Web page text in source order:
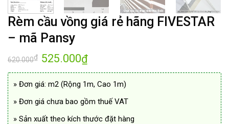
Rèm cầu vồng giá rẻ hãng FIVESTAR
– mã Pansy
620.000₫ Giá
gốc
525.000₫Giá
525.000₫.
» Đơn giá: m2 (Rộng 1m, Cao 1m)
» Đơn giá chưa bao gồm thuế VAT
» Sản xuất theo kích thước đặt hàng